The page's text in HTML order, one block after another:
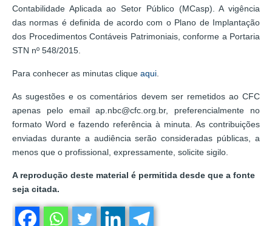
Contabilidade Aplicada ao Setor Público (MCasp). A vigência
das normas é definida de acordo com o Plano de Implantação
dos Procedimentos Contáveis Patrimoniais, conforme a Portaria
STN nº 548/2015.
Para conhecer as minutas clique aqui
As sugestões e os comentários devem ser remetidos ao CFC
apenas pelo email ap.nbc@cfc.org.br, preferencialmente no
formato Word e fazendo referência à minuta. As contribuições
enviadas durante a audiência serão consideradas públicas, a
menos que o profissional, expressamente, solicite sigilo.
A reprodução deste material é permitida desde que a fonte
seja citada.